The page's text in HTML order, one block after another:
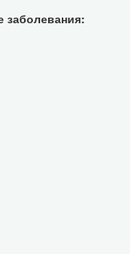
заболевания: